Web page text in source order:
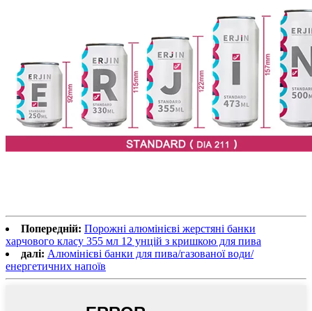
Попередній: Порожні алюмінієві жерстяні банки
харчового класу 355 мл 12 унцій з кришкою для пива
далі: Алюмінієві банки для пива/газованої води/
енергетичних напоїв